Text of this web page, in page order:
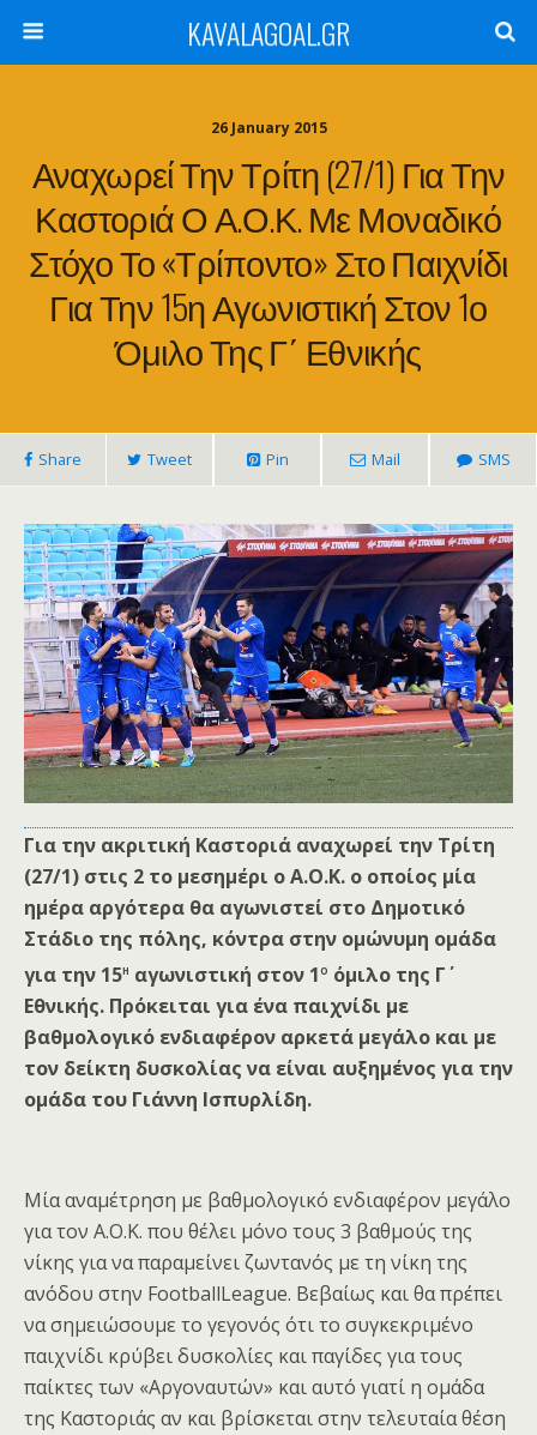
KAVALAGOAL.GR
26 January 2015
Αναχωρεί Την Τρίτη (27/1) Για Την
Καστοριά Ο Α.Ο.Κ. Με Μοναδικό
Στόχο Το «τρίποντο» Στο Παιχνίδι
Για Την 15η Αγωνιστική Στον 1ο
Όμιλο Της Γ΄ Εθνικής
Share Tweet Pin Mail SMS
Για την ακριτική Καστοριά αναχωρεί την Τρίτη
(27/1) στις 2 το μεσημέρι ο Α.Ο.Κ. ο οποίος μία
ημέρα αργότερα θα αγωνιστεί στο Δημοτικό
Στάδιο της πόλης, κόντρα στην ομώνυμη ομάδα
για την 15η αγωνιστική στον 1ο όμιλο της Γ΄
Εθνικής. Πρόκειται για ένα παιχνίδι με
βαθμολογικό ενδιαφέρον αρκετά μεγάλο και με
τον δείκτη δυσκολίας να είναι αυξημένος για την
ομάδα του Γιάννη Ισπυρλίδη.
Μία αναμέτρηση με βαθμολογικό ενδιαφέρον μεγάλο
για τον Α.Ο.Κ. που θέλει μόνο τους 3 βαθμούς της
νίκης για να παραμείνει ζωντανός με τη νίκη της
ανόδου στην FootballLeague. Βεβαίως και θα πρέπει
να σημειώσουμε το γεγονός ότι το συγκεκριμένο
παιχνίδι κρύβει δυσκολίες και παγίδες για τους
παίκτες των «Αργοναυτών» και αυτό γιατί η ομάδα
της Καστοριάς αν και βρίσκεται στην τελευταία θέση